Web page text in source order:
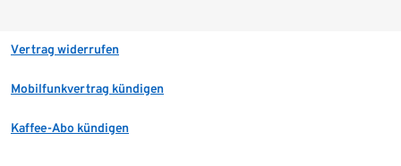
Vertrag widerrufen
Mobilfunkvertrag kündigen
Kaffee-Abo kündigen